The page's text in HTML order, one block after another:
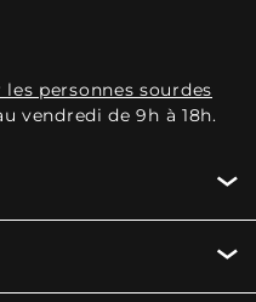
personnes sourdes
vendredi de 9h à 18h.